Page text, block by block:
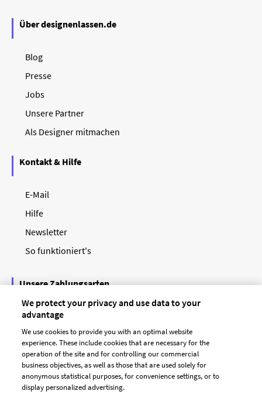
Über designenlassen.de
Blog
Presse
Jobs
Unsere Partner
Als Designer mitmachen
Kontakt & Hilfe
E-Mail
Hilfe
Newsletter
So funktioniert's
Unsere Zahlungsarten
We protect your privacy and use data to your
advantage
We use cookies to provide you with an optimal website
experience. These include cookies that are necessary for the
operation of the site and for controlling our commercial
business objectives, as well as those that are used solely for
anonymous statistical purposes, for convenience settings, or to
display personalized advertising.